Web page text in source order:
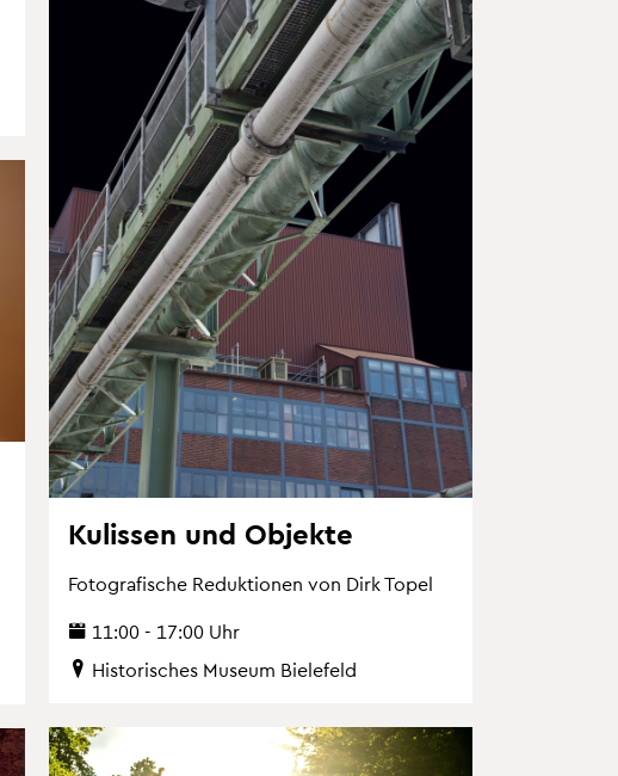
Ku­lis­sen und Ob­jek­te
Fo­to­gra­fi­sche Re­duk­tio­nen von Dirk Topel
11:00 - 17:00 Uhr
His­to­ri­sches Mu­se­um Bie­le­feld